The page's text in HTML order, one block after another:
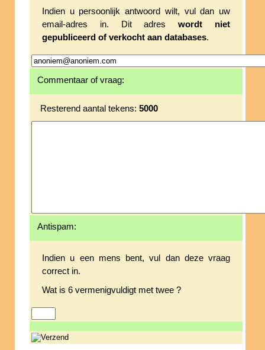
Indien u persoonlijk antwoord wilt, vul dan uw
email-adres in. Dit adreswordt niet
gepubliceerd of verkocht aan databases.
Commentaar of vraag:
Resterend aantal tekens: 5000
Antispam:
Indien u een mens bent, vul dan deze vraag
correct in.
Wat is 6 vermenigvuldigt met twee ?